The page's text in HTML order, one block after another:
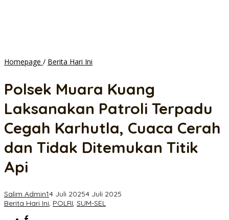
Homepage / Berita Hari Ini
Laksanakan
Terpadu
Karhutla,
Cerah
Api
Polsek Muara Kuang
Laksanakan Patroli Terpadu
Cegah Karhutla, Cuaca Cerah
dan Tidak Ditemukan Titik
Api
Salim Admin14 Juli 20254 Juli 2025
Berita Hari Ini, POLRI, SUM-SEL